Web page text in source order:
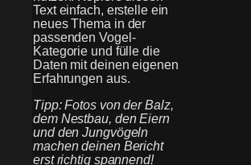
Text einfach, erstelle ein
neues Thema in der
passenden Vogel-
Kategorie und fülle die
Daten mit deinen eigenen
Erfahrungen aus.
Tipp: Fotos von der Balz,
dem Nestbau, den Eiern
und den Jungvögeln
machen deinen Bericht
erst richtig spannend!